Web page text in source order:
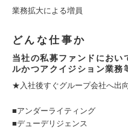
業務拡大による増員
どんな仕事か
当社の私募ファンドにおい
ルかつアクイジション業務
★入社後すぐグループ会社へ出向
■アンダーライティング
■デューデリジェンス